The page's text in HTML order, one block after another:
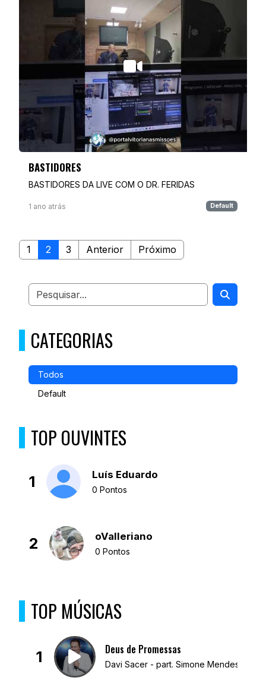
BASTIDORES
BASTIDORES DA LIVE COM O DR. FERIDAS
1 ano atrás Default
1 2 3 Anterior Próximo
CATEGORIAS
Todos
Default
TOP OUVINTES
1 Luís Eduardo
0 Pontos
2 oValleriano
0 Pontos
TOP MÚSICAS
1 Deus de Promessas
Davi Sacer - part. Simone Mendes